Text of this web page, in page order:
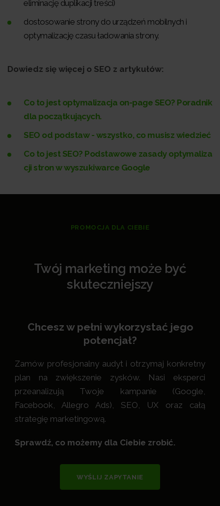
eliminację duplikacji treści)
dostosowanie strony do urządzeń mobilnych i
optymalizację czasu ładowania strony.
Dowiedz się więcej o SEO z artykułów:
Co to jest optymalizacja on-page SEO? Poradnik
dla początkujących.
SEO od podstaw - wszystko, co musisz wiedzieć
Co to jest SEO? Podstawowe zasady optymaliza
cji stron w wyszukiwarce Google
PROMOCJA DLA CIEBIE
Twój marketing może być
skuteczniejszy
Chcesz w pełni wykorzystać jego
potencjał?
Zamów profesjonalny audyt i otrzymaj konkretny
plan na zwiększenie zysków. Nasi eksperci
przeanalizują Twoje kampanie (Google,
Facebook, Allegro Ads), SEO, UX oraz całą
strategię marketingową.
Sprawdź, co możemy dla Ciebie zrobić.
WYŚLIJ ZAPYTANIE